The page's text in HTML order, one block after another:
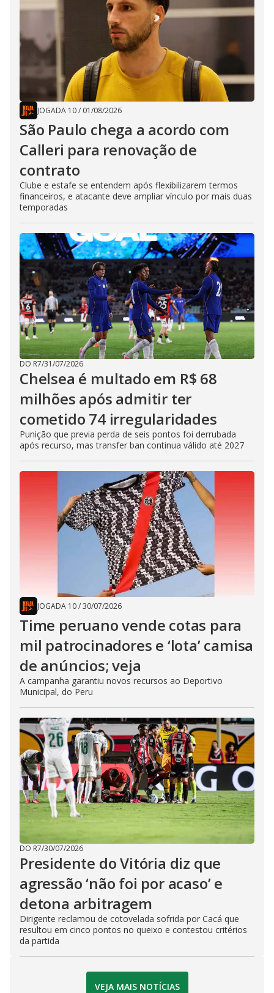
JOGADA 10/ 01/08/2026
São Paulo chega a acordo com
Calleri para renovação de
contrato
Clube e estafe se entendem após flexibilizarem termos
financeiros, e atacante deve ampliar vínculo por mais duas
temporadas
DO R7/31/07/2026
Chelsea é multado em R$ 68
milhões após admitir ter
cometido 74 irregularidades
Punição que previa perda de seis pontos foi derrubada
após recurso, mas transfer ban continua válido até 2027
JOGADA 10/30/07/2026
Time peruano vende cotas para
mil patrocinadores e ‘lota’ camisa
de anúncios; veja
A campanha garantiu novos recursos ao Deportivo
Municipal, do Peru
DO R7/30/07/2026
Presidente do Vitória diz que
agressão ‘não foi por acaso’ e
detona arbitragem
Dirigente reclamou de cotovelada sofrida por Cacá que
resultou em cinco pontos no queixo e contestou critérios
da partida
VEJA MAIS NOTÍCIAS